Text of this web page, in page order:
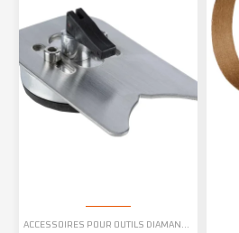
ACCESSOIRES POUR OUTILS DIAMANTÉS